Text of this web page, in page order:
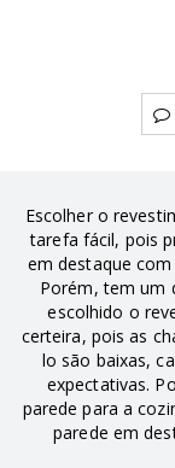
Escolher o
tarefa fácil, pois
em destaque
Porém, tem um
escolhido o
certeira, pois as
lo são baixas,
expectativas.
parede para a
parede em